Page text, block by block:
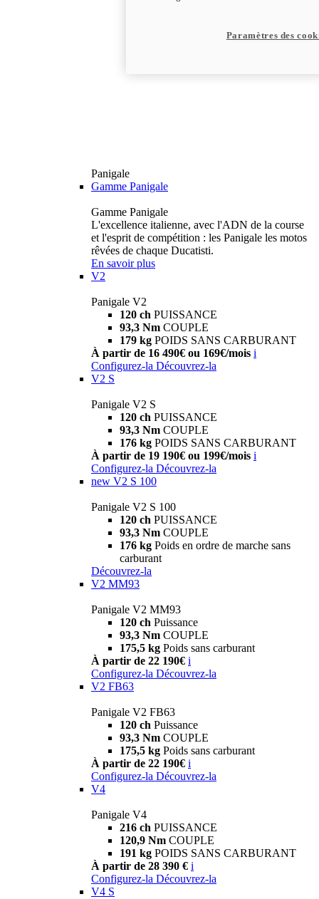
Panigale
Gamme Panigale
Gamme Panigale
L'excellence italienne, avec l'ADN de la course
et l'esprit de compétition : les Panigale les motos
rêvées de chaque Ducatisti.
En savoir plus
V2
Panigale V2
120 ch PUISSANCE
93,3 Nm COUPLE
179 kg POIDS SANS CARBURANT
À partir de 16 490€ ou 169€/mois i
Configurez-la Découvrez-la
V2 S
Panigale V2 S
120 ch PUISSANCE
93,3 Nm COUPLE
176 kg POIDS SANS CARBURANT
À partir de 19 190€ ou 199€/mois i
Configurez-la Découvrez-la
new V2 S 100
Panigale V2 S 100
120 ch PUISSANCE
93,3 Nm COUPLE
176 kg Poids en ordre de marche sans
carburant
Découvrez-la
V2 MM93
Panigale V2 MM93
120 ch Puissance
93,3 Nm COUPLE
175,5 kg Poids sans carburant
À partir de 22 190€ i
Configurez-la Découvrez-la
V2 FB63
Panigale V2 FB63
120 ch Puissance
93,3 Nm COUPLE
175,5 kg Poids sans carburant
À partir de 22 190€ i
Configurez-la Découvrez-la
V4
Panigale V4
216 ch PUISSANCE
120,9 Nm COUPLE
191 kg POIDS SANS CARBURANT
À partir de 28 390 € i
Configurez-la Découvrez-la
V4 S
Paramètres des